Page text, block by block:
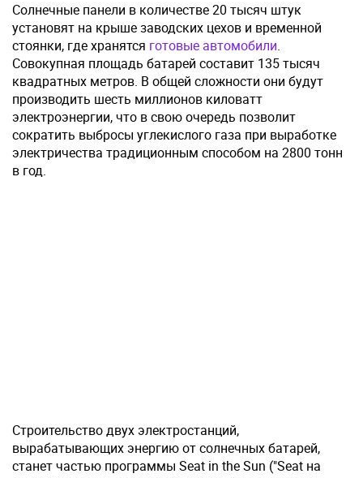
Солнечные панели в количестве 20 тысяч штук
установят на крыше заводских цехов и временной
стоянки, где хранятся готовые автомобили.
Совокупная площадь батарей составит 135 тысяч
квадратных метров. В общей сложности они будут
производить шесть миллионов киловатт
электроэнергии, что в свою очередь позволит
сократить выбросы углекислого газа при выработке
электричества традиционным способом на 2800 тонн
в год.
Строительство двух электростанций,
вырабатывающих энергию от солнечных батарей,
станет частью программы Seat in the Sun ("Seat на